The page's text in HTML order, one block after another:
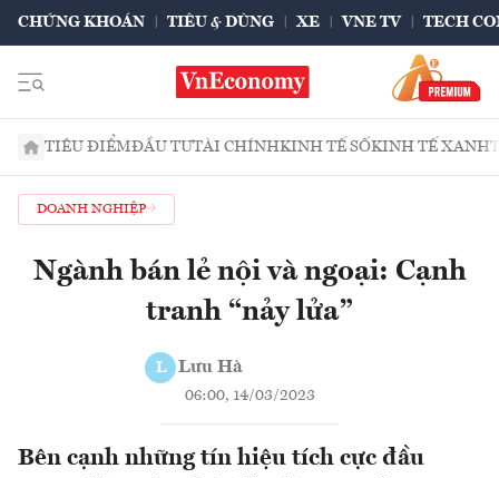
CHỨNG KHOÁN TIÊU & DÙNG XE VNE TV TECH
TIÊU ĐIỂMĐẦU TƯTÀI CHÍNHKINH TẾ SỐKINH TẾ XANH
DOANH NGHIỆP
Ngành bán lẻ nội và ngoại: Cạnh
tranh “nảy lửa”
L Lưu Hà
06:00, 14/03/2023
Bên cạnh những tín hiệu tích cực đầu